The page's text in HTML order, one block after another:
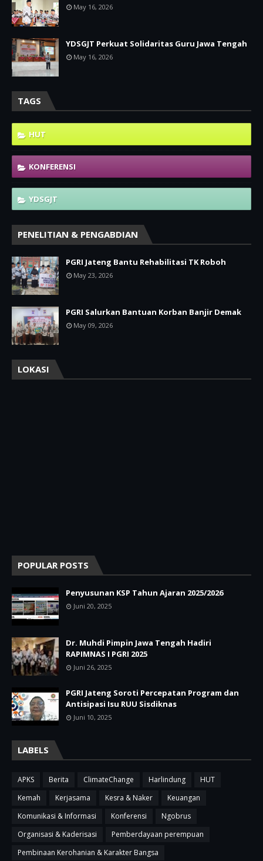
May 16, 2026
YDSGJT Perkuat Solidaritas Guru Jawa Tengah
May 16, 2026
TAGS
HUT
KONFERENSI
YDSGJT
PENELITIAN & PENGABDIAN
PGRI Jateng Bantu Rehabilitasi TK Roboh
May 23, 2026
PGRI Salurkan Bantuan Korban Banjir Demak
May 09, 2026
LOKASI
POPULAR POSTS
Penyusunan KSP Tahun Ajaran 2025/2026
Juni 20, 2025
Dr. Muhdi Pimpin Jawa Tengah Hadiri
RAPIMNAS I PGRI 2025
Juni 26, 2025
PGRI Jateng Soroti Percepatan Program dan
Antisipasi Isu RUU Sisdiknas
Juni 10, 2025
LABELS
APKS Berita ClimateChange Harlindung
HUT
Kemah
Kerjasama Kesra & Naker
Keuangan
Komunikasi & Informasi
Konferensi
Ngobrus
Organisasi & Kaderisasi
Pemberdayaan perempuan
Pembinaan Kerohanian & Karakter Bangsa